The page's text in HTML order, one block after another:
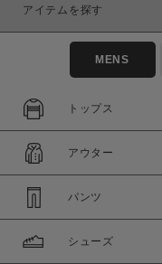
商品タイプ
通常商品
セール価格
在庫
在庫あり
アイテムを探す
MENS
トップス
アウター
パンツ
シューズ